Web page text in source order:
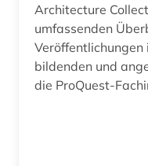
jazz-festival (2)
jazzband (1)
jazzmusiker (1)
Architecture
umfassenden
Veröffentlichungen
bildenden und
die ProQuest-